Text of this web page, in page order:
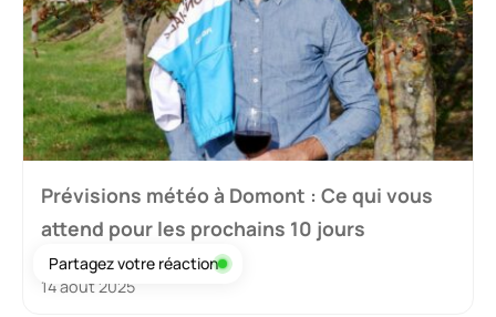
Prévisions météo à Domont : Ce qui vous
attend pour les prochains 10 jours
14 août 2025
Partagez votre réaction